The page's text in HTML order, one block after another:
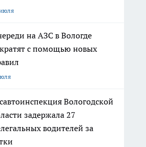
на АЗС в Вологде
с помощью новых
Вологодской
задержала 27
водителей за